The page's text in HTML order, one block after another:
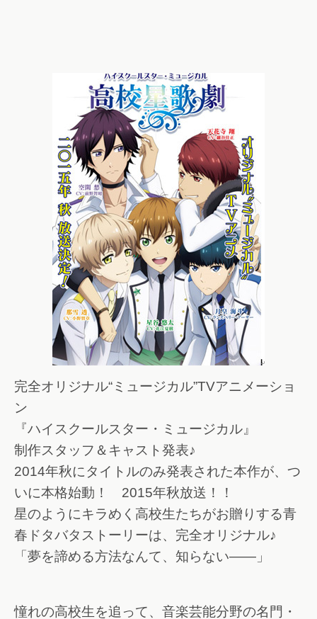
完全オリジナル“ミュージカル”TVアニメーショ
ン
『ハイスクールスター・ミュージカル』
制作スタッフ＆キャスト発表♪
2014年秋にタイトルのみ発表された本作が、つ
いに本格始動！ 2015年秋放送！！
星のようにキラめく高校生たちがお贈りする青
春ドタバタストーリーは、完全オリジナル♪
「夢を諦める方法なんて、知らない――」
憧れの高校生を追って、音楽芸能分野の名門・